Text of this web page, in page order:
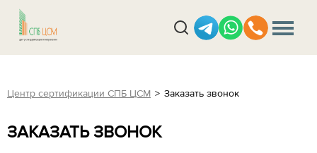
Центр сертификации СПБ ЦСМ Заказать звонок
ЗАКАЗАТЬ ЗВОНОК